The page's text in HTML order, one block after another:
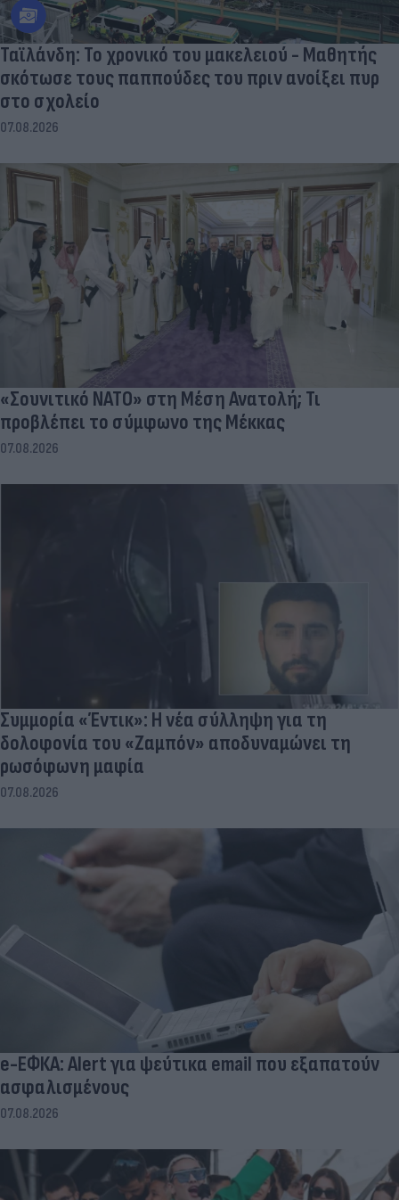
Ταϊλάνδη: Το χρονικό του μακελειού - Μαθητής
σκότωσε τους παππούδες του πριν ανοίξει πυρ
στο σχολείο
07.08.2026
«Σουνιτικό ΝΑΤΟ» στη Μέση Ανατολή; Τι
προβλέπει το σύμφωνο της Μέκκας
07.08.2026
Συμμορία «Έντικ»: Η νέα σύλληψη για τη
δολοφονία του «Ζαμπόν» αποδυναμώνει τη
ρωσόφωνη μαφία
07.08.2026
e-ΕΦΚΑ: Alert για ψεύτικα email που εξαπατούν
ασφαλισμένους
07.08.2026